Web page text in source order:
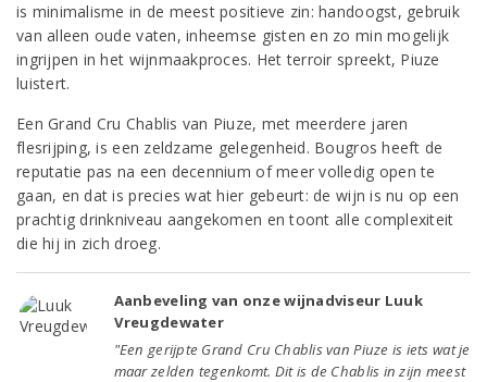
is minimalisme in de meest positieve zin: handoogst, gebruik
van alleen oude vaten, inheemse gisten en zo min mogelijk
ingrijpen in het wijnmaakproces. Het terroir spreekt, Piuze
luistert.
Een Grand Cru Chablis van Piuze, met meerdere jaren
flesrijping, is een zeldzame gelegenheid. Bougros heeft de
reputatie pas na een decennium of meer volledig open te
gaan, en dat is precies wat hier gebeurt: de wijn is nu op een
prachtig drinkniveau aangekomen en toont alle complexiteit
die hij in zich droeg.
Aanbeveling van onze wijnadviseur Luuk
Vreugdewater
"Een gerijpte Grand Cru Chablis van Piuze is iets wat je
maar zelden tegenkomt. Dit is de Chablis in zijn meest